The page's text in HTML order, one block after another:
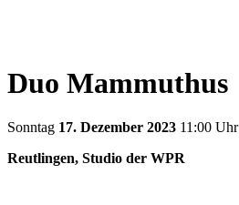
Duo Mammuthus
Sonntag 17. Dezember 2023 11:00 Uhr
Reutlingen, Studio der WPR